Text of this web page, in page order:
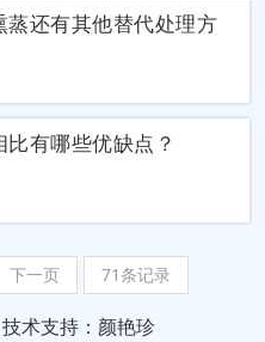
还有其他替代处理方
有哪些优缺点？
下一页 71条记录
技术支持：颜艳珍